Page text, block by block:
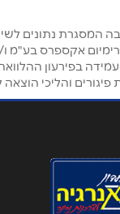
המסגרת נתונים
אקספרס בע"מ
בפירעון
פיגורים והליכי